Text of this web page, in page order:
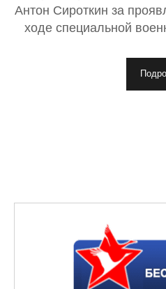
Антон Сироткин за
ходе специальной